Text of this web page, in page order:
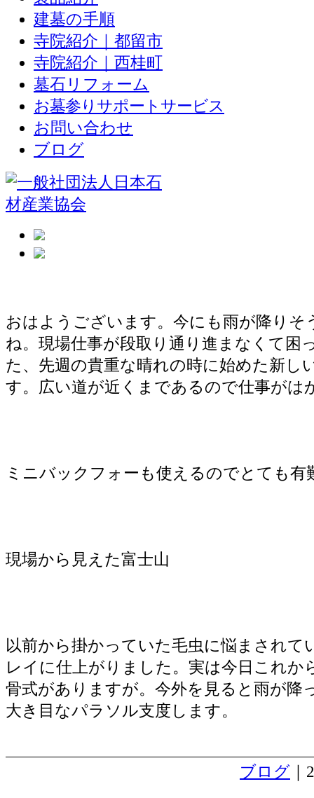
建墓の手順
寺院紹介｜都留市
寺院紹介｜西桂町
墓石リフォーム
お墓参りサポートサービス
お問い合わせ
ブログ
おはようございます。今にも雨が降りそ
ね。現場仕事が段取り通り進まなくて困
た、先週の貴重な晴れの時に始めた新し
す。広い道が近くまであるので仕事がは
ミニバックフォーも使えるのでとても有
現場から見えた富士山
以前から掛かっていた毛虫に悩まされて
レイに仕上がりました。実は今日これか
骨式がありますが。今外を見ると雨が降
大き目なパラソル支度します。
ブログ